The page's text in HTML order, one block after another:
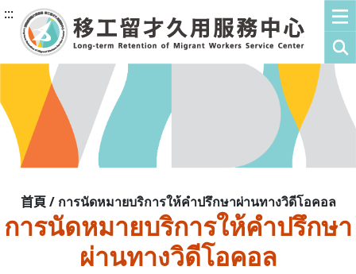
:::
首頁 / การนัดหมายบริการให้คำปรึกษาผ่านทางวิดีโอคอล
การนัดหมายบริการให้คำปรึกษา
ผ่านทางวิดีโอคอล